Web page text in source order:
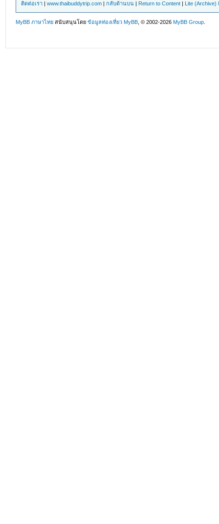
ติดต่อเรา |www.thaibuddytrip.com |กลับด้านบน | Return to Content | Lite (Archive)
MyBB ภาษาไทย สนับสนุนโดยข้อมูลท่องเที่ยว MyBB , © 2002-2026MyBB Group